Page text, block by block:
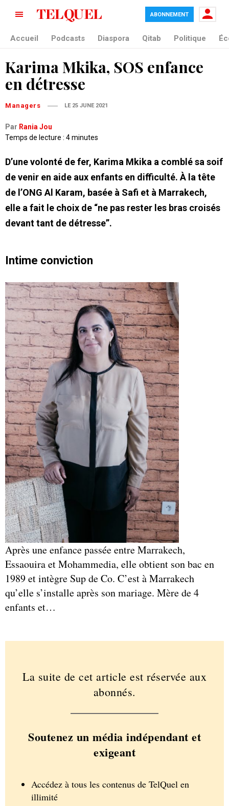
ABONNEMENT
Accueil Podcasts Diaspora Qitab Politique
Karima Mkika, SOS enfance
en détresse
Managers LE 25 JUNE 2021
Par Rania Jou
Temps de lecture : 4 minutes
D’une volonté de fer, Karima Mkika a comblé sa soif
de venir en aide aux enfants en difficulté. À la tête
de l’ONG Al Karam, basée à Safi et à Marrakech,
elle a fait le choix de “ne pas rester les bras croisés
devant tant de détresse”.
Intime conviction
Après une enfance passée entre Marrakech,
Essaouira et Mohammedia, elle obtient son bac en
1989 et intègre Sup de Co. C’est à Marrakech
qu’elle s’installe après son mariage. Mère de 4
enfants et…
La suite de cet article est réservée aux
abonnés.
Soutenez un média indépendant et
exigeant
Accédez à tous les contenus de TelQuel en
illimité